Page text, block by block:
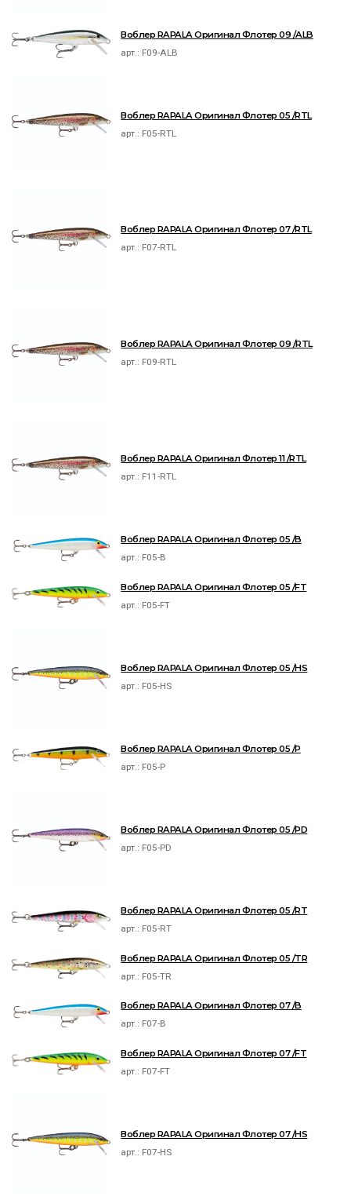
Воблер RAPALA Оригинал Флотер 09 /ALB
арт.: F09-ALB
Воблер RAPALA Оригинал Флотер 05 /RTL
арт.: F05-RTL
Воблер RAPALA Оригинал Флотер 07 /RTL
арт.: F07-RTL
Воблер RAPALA Оригинал Флотер 09 /RTL
арт.: F09-RTL
Воблер RAPALA Оригинал Флотер 11 /RTL
арт.: F11-RTL
Воблер RAPALA Оригинал Флотер 05 /B
арт.: F05-B
Воблер RAPALA Оригинал Флотер 05 /FT
арт.: F05-FT
Воблер RAPALA Оригинал Флотер 05 /HS
арт.: F05-HS
Воблер RAPALA Оригинал Флотер 05 /P
арт.: F05-P
Воблер RAPALA Оригинал Флотер 05 /PD
арт.: F05-PD
Воблер RAPALA Оригинал Флотер 05 /RT
арт.: F05-RT
Воблер RAPALA Оригинал Флотер 05 /TR
арт.: F05-TR
Воблер RAPALA Оригинал Флотер 07 /B
арт.: F07-B
Воблер RAPALA Оригинал Флотер 07 /FT
арт.: F07-FT
Воблер RAPALA Оригинал Флотер 07 /HS
арт.: F07-HS